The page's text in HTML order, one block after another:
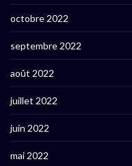
octobre 2022
septembre 2022
août 2022
juillet 2022
juin 2022
mai 2022